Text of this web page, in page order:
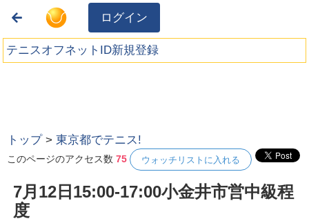
ログイン
テニスオフネットID新規登録
トップ >東京都でテニス!
このページのアクセス数75 ウォッチリストに入れる
7月12日15:00-17:00小金井市営中級程
度